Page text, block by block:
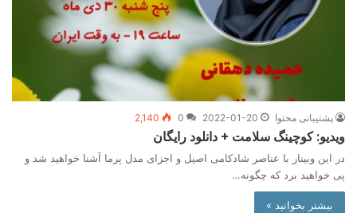
پشتیبانی محتوا 2022-01-20
0
2,140
ویدیو: کوچینگ سلامت + دانلود رایگان
در این وبینار با عناصر شادکامی اصیل و اجزای مدل پرما آشنا خواهید شد و
پی خواهید برد که چگونه…
بیشتر بخوانید »